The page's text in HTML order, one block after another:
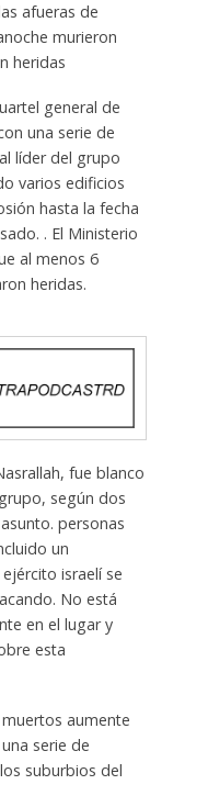
afueras de
murieron
heridas
general de
una serie de
líder del grupo
varios edificios
hasta la fecha
. El Ministerio
al menos 6
heridas.
fue blanco
según dos
personas
un
israelí se
No está
en el lugar y
esta
aumente
serie de
suburbios del